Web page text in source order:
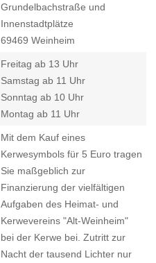
Grundelbachstraße und
Innenstadtplätze
69469 Weinheim
Freitag ab 13 Uhr
Samstag ab 11 Uhr
Sonntag ab 10 Uhr
Montag ab 11 Uhr
Mit dem Kauf eines
Kerwesymbols für 5 Euro tragen
Sie maßgeblich zur
Finanzierung der vielfältigen
Aufgaben des Heimat- und
Kerwevereins "Alt-Weinheim"
bei der Kerwe bei. Zutritt zur
Nacht der tausend Lichter nur